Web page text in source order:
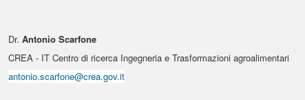
Dr. Antonio Scarfone
CREA - IT Centro di ricerca Ingegneria e Trasformazioni agroalimentari
antonio.scarfone@crea.gov.it